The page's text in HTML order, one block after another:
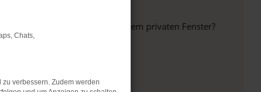
anderen Browser oder in einem privaten Fenster?
mehr unterstützt werden.
Chats,
verbessern. Zudem werden